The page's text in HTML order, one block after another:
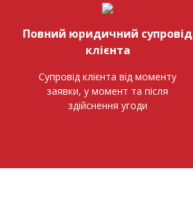
Повний юридичний супровід
клієнта
Супровід клієнта від моменту
заявки, у момент та після
здійснення угоди